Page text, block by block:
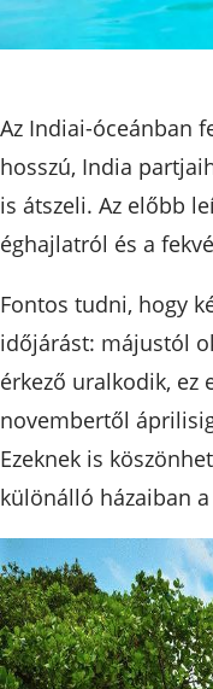
Az Indiai-óceánban
hosszú, India
is átszeli. Az előbb
éghajlatról és a
Fontos tudni, hogy
időjárást: májustól
érkező uralkodik, ez
novembertől
Ezeknek is
különálló házaiban